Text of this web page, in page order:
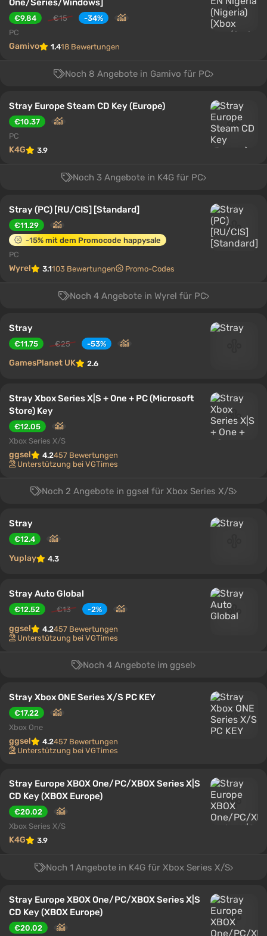
One/Series/Windows]
€9.84 €15
-34%
PC
Gamivo 1.418 Bewertungen
Noch 8 Angebote in Gamivo für PC
Stray Europe Steam CD Key (Europe)
€10.37
PC
K4G 3.9
Noch 3 Angebote in K4G für PC
Stray (PC) [RU/CIS] [Standard]
€11.29
-15% mit dem Promocode happysale
PC
Wyrel 3.1103 Bewertungen Promo-Codes
Noch 4 Angebote in Wyrel für PC
Stray
€11.75 €25 -53%
GamesPlanet UK 2.6
Stray Xbox Series X|S + One + PC (Microsoft
Store) Key
€12.05
Xbox Series X/S
ggsel 4.2457 Bewertungen
Unterstützung bei VGTimes
Noch 2 Angebote in ggsel für Xbox Series X/S
Stray
€12.4
Yuplay 4.3
Stray Auto Global
€12.52 €13 -2%
ggsel 4.2457 Bewertungen
Unterstützung bei VGTimes
Noch 4 Angebote im ggsel
Stray Xbox ONE Series X/S PC KEY
€17.22
Xbox One
ggsel 4.2457 Bewertungen
Unterstützung bei VGTimes
Stray Europe XBOX One/PC/XBOX Series X|S
CD Key (XBOX Europe)
€20.02
Xbox Series X/S
K4G 3.9
Noch 1 Angebote in K4G für Xbox Series X/S
Stray Europe XBOX One/PC/XBOX Series X|S
CD Key (XBOX Europe)
€20.02